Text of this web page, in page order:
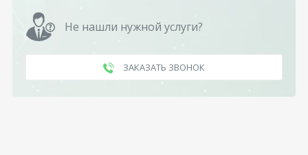
Не нашли нужной услуги?
ЗАКАЗАТЬ ЗВОНОК